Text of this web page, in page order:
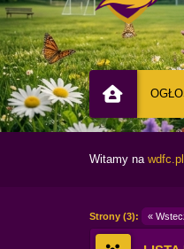
Witamy na wdfc.pl
Strony (3): «